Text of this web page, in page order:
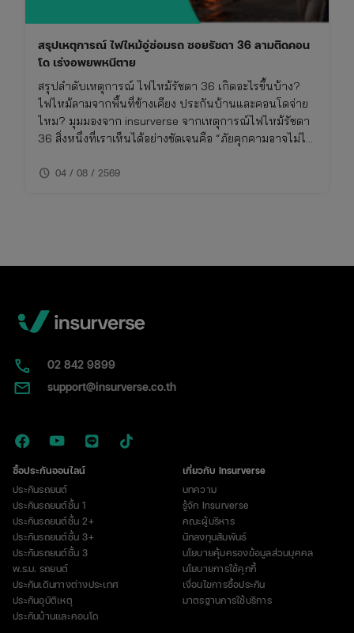
วิธี
จัดการ
เมื่อ
โดน
ชน
แล้ว
หนี
สรุปเหตุการณ์ ไฟไหม้อู่ซ่อมรถ ซอยรัชดา 36 ลามติดคอน
โด เร่งอพยพหนีตาย
สรุปลำดับเหตุการณ์ ไฟไหม้รัชดา 36 เกิดอะไรขึ้นบ้าง?
ไฟไหม้ลามจากพื้นที่ข้างเคียง ประกันบ้านและคอนโดจ่าย
ไหม? มุมมองจาก insurverse จากเหตุการณ์ไฟไหม้รัชดา
36 สิ่งหนึ่งที่เราเห็นได้อย่างชัดเจนคือ “ภัยคุกคามอาจไม่ได้
แค่ไหน แต่เมื่อเกิดเหตุเพลิงไหม้จากสถานที่ติดกันอย่างอู่
เกิดจากเหตุเพลิงไหม้ที่ “ลุกลามมาจากพื้นที่ข้างเคียง” (เช่น
อู่ซ่อมรถ โกดัง หรือบ้านข้างๆ) ประกันจะเข้ามาให้ความ
จากแรงระเบิด เฟอร์นิเจอร์ เครื่องใช้ไฟฟ้า ไปจนถึงรอย
เขม่าควันไฟที่ทำให้ทรัพย์สินเสียหาย ทำให้คุณไม่ต้องไป
ข่าวจะเห็นว่าเจ้าหน้าที่ต้อง “สั่งอพยพ” ทันที และห้องที่ถูก
ไฟไหม้หรือโดนน้ำจากการดับเพลิงย่อมไม่สามารถอยู่อาศัย
ได้ชั่วคราว ประกันภัยที่ดีอย่าง insurverse จะมีหมวดความ
คุ้มครองที่เรียกว่า “ค่าเช่าที่พักอาศัยชั่วคราว” โดยบริษัทจะ
จ่ายเงินชดเชยค่าที่พักให้คุณในระหว่างที่ห้องของคุณกำลัง
ซ่อมแซม ช่วยบรรเทาภาระค่าใช้จ่ายและลดความเครียดใน
ยามฉุกเฉินได้เป็นอย่างดี
schedule 04 / 08 / 2569
02​ 842 9899
support@insurverse.co.th
ซื้อประกันออนไลน์
ประกันรถยนต์
ประกันรถยนต์ชั้น 1
ประกันรถยนต์ชั้น 2+
ประกันรถยนต์ชั้น 3+
ประกันรถยนต์ชั้น 3
พ.ร.บ. รถยนต์
ประกันเดินทางต่างประเทศ
ประกันอุบัติเหตุ
ประกันบ้านและคอนโด
เกี่ยวกับ Insurverse
บทความ
รู้จัก Insurverse
คณะผู้บริหาร
นักลงทุนสัมพันธ์
นโยบายคุ้มครองข้อมูลส่วนบุคคล
นโยบายการใช้คุกกี้
เงื่อนไขการซื้อประกัน
มาตรฐานการใช้บริการ